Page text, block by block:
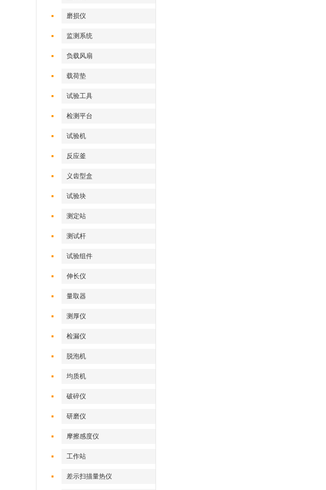
磨损仪
监测系统
负载风扇
载荷垫
试验工具
检测平台
试验机‌
反应釜
义齿型盒
试验块
测定站‌
测试杆
试验组件
伸长仪
量取器
测厚仪
检漏仪
脱泡机
均质机
破碎仪
研磨仪
摩擦感度仪
工作站
差示扫描量热仪